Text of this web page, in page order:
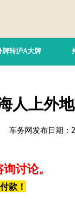
牌转沪A大牌
人上外
车务网发布日期：
讨论。
款！